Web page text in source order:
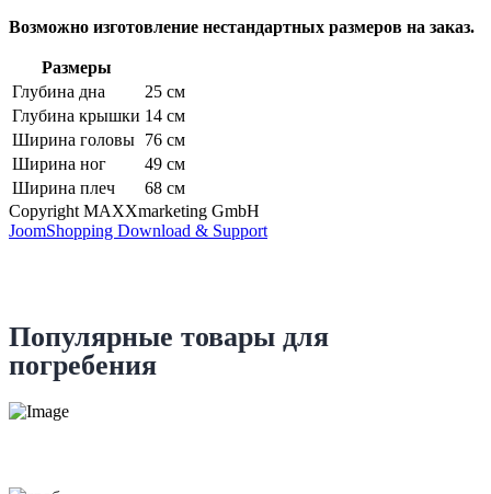
Возможно изготовление нестандартных размеров на заказ.
Размеры
Глубина дна
25 см
Глубина крышки 14 см
Ширина головы 76 см
Ширина ног
49 см
Ширина плеч
68 см
Copyright MAXXmarketing GmbH
JoomShopping Download & Support
Популярные товары для
погребения